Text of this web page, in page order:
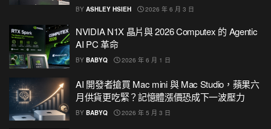
BY ASHLEY HSIEH 2026 年 6 月 3 日
NVIDIA N1X 晶片與 2026 Computex 的 Agentic
AI PC 革命
BY BABYQ 2026 年 6 月 1 日
AI 開發者搶買 Mac mini 與 Mac Studio，蘋果六
月供貨更吃緊？記憶體漲價恐成下一波壓力
BY BABYQ 2026 年 5 月 3 日